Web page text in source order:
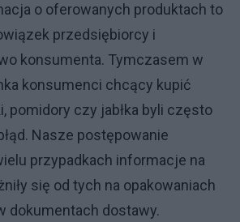
o oferowanych produktach to
przedsiębiorcy i
konsumenta. Tymczasem w
konsumenci chcący kupić
pomidory czy jabłka byli często
Nasze postępowanie
przypadkach informacje na
się od tych na opakowaniach
dokumentach dostawy.